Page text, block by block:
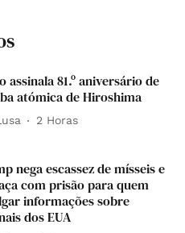
assinala 81.º aniversário de
atómica de Hiroshima
2 Horas
nega escassez de mísseis e
com prisão para quem
informações sobre
dos EUA